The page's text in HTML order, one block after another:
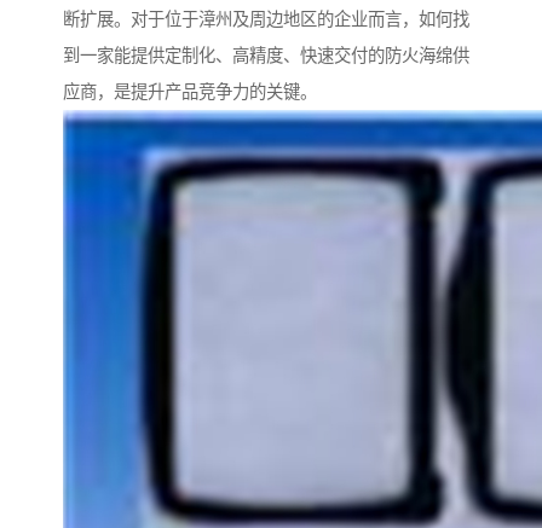
断扩展。对于位于漳州及周边地区的企业而言，如何找
到一家能提供定制化、高精度、快速交付的防火海绵供
应商，是提升产品竞争力的关键。